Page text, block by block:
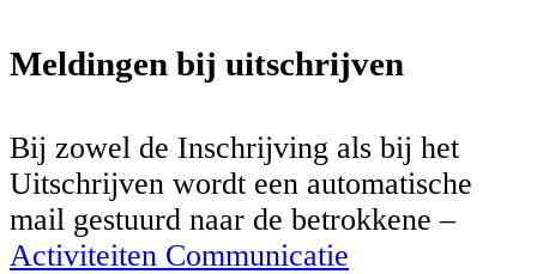
Meldingen bij uitschrijven
Bij zowel de Inschrijving als bij het
Uitschrijven wordt een automatische
mail gestuurd naar de betrokkene –
Activiteiten Communicatie